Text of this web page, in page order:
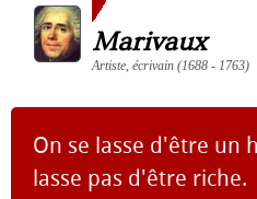
Marivaux
Artiste, écrivain (1688 - 1763)
On se lasse d'être un
lasse pas d'être riche.